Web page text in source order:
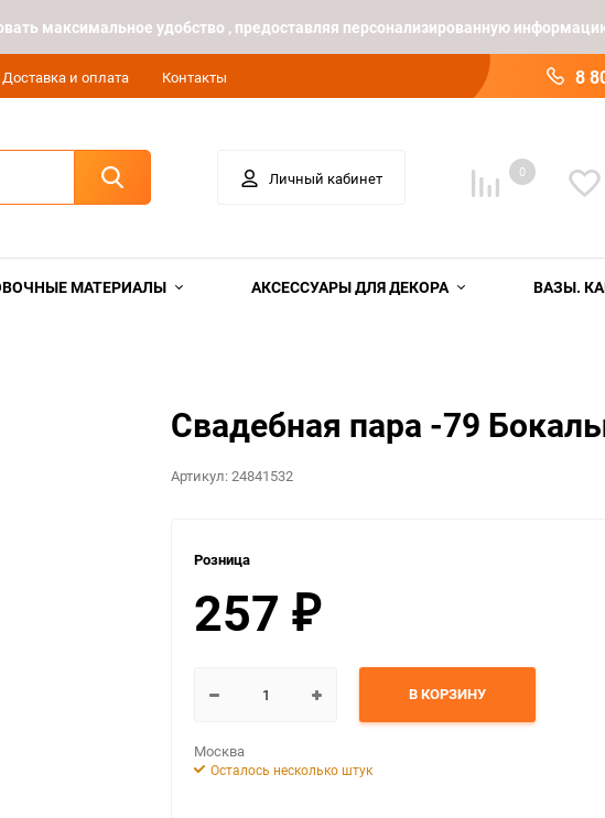
максимальное удобство , предоставляя персонализированную
Доставка и оплата Контакты 8
Личный кабинет 0
МАТЕРИАЛЫ АКСЕССУАРЫ ДЛЯ ДЕКОРА ВАЗЫ.
Свадебная пара -79
Артикул:24841532
Розница
257 ₽
В КОРЗИНУ
Москва
Осталось несколько штук